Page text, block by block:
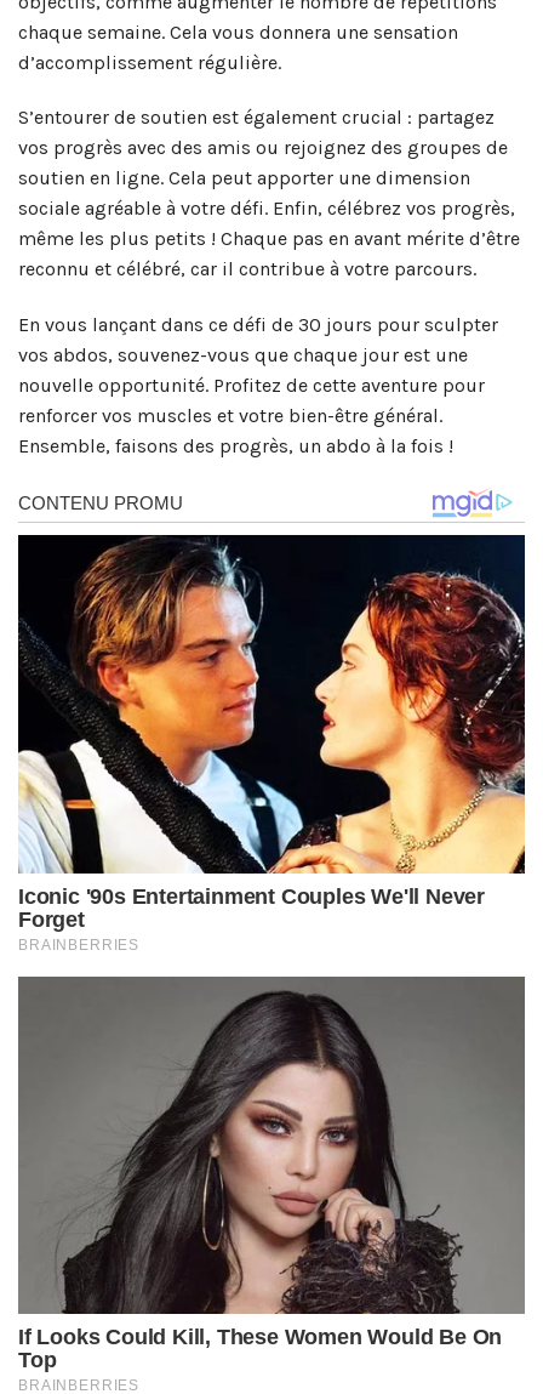
chaque semaine. Cela vous donnera une sensation
d’accomplissement régulière.
S’entourer de soutien est également crucial : partagez
vos progrès avec des amis ou rejoignez des groupes de
soutien en ligne. Cela peut apporter une dimension
sociale agréable à votre défi. Enfin, célébrez vos progrès,
même les plus petits ! Chaque pas en avant mérite d’être
reconnu et célébré, car il contribue à votre parcours.
En vous lançant dans ce défi de 30 jours pour sculpter
vos abdos, souvenez-vous que chaque jour est une
nouvelle opportunité. Profitez de cette aventure pour
renforcer vos muscles et votre bien-être général.
Ensemble, faisons des progrès, un abdo à la fois !